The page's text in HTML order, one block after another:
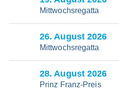
Mittwochsregatta
26. August 2026
Mittwochsregatta
28. August 2026
Prinz Franz-Preis